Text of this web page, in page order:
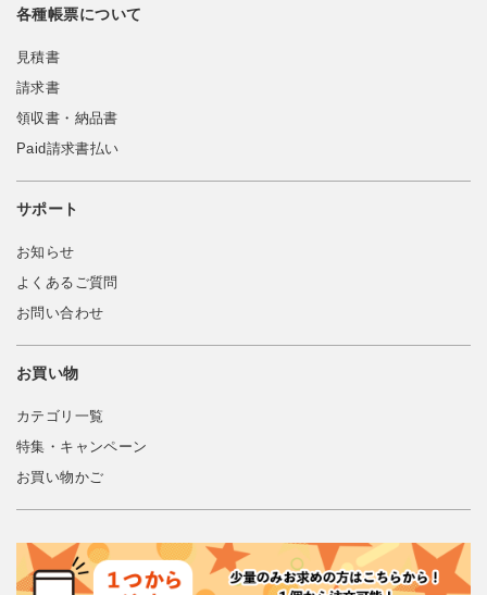
各種帳票について
見積書
請求書
領収書・納品書
Paid請求書払い
サポート
お知らせ
よくあるご質問
お問い合わせ
お買い物
カテゴリ一覧
特集・キャンペーン
お買い物かご